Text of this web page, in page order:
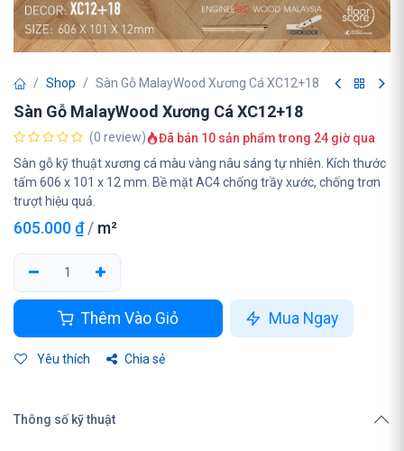
Shop Sàn Gỗ MalayWood Xương Cá XC12+18
Sàn Gỗ MalayWood Xương Cá XC12+18
(0 review)
Đã bán 10 sản phẩm trong 24 giờ qua
Sàn gỗ kỹ thuật xương cá màu vàng nâu sáng tự nhiên. Kích thước
tấm 606 x 101 x 12 mm. Bề mặt AC4 chống trầy xước, chống trơn
trượt hiệu quả.
605.000₫ / m²
Thêm Vào Giỏ Mua Ngay
Yêu thích Chia sẻ
Thông số kỹ thuật